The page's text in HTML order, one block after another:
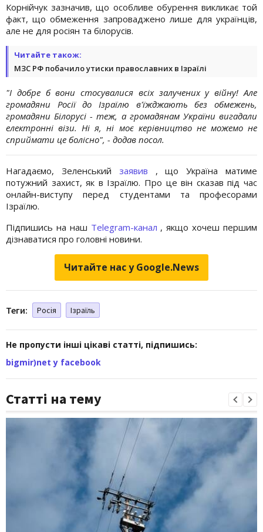
Корнійчук зазначив, що особливе обурення викликає той
факт, що обмеження запроваджено лише для українців,
але не для росіян та білорусів.
Читайте також:
МЗС РФ побачило утиски православних в Ізраїлі
"І добре б вони стосувалися всіх залучених у війну! Але
громадяни Росії до Ізраїлю в'їжджають без обмежень,
громадяни Білорусі - теж, а громадянам України вигадали
електронні візи. Ні я, ні моє керівництво не можемо не
сприймати це болісно", - додав посол.
Нагадаємо, Зеленський заявив , що Україна матиме
потужний захист, як в Ізраїлю. Про це він сказав під час
онлайн-виступу перед студентами та професорами
Ізраїлю.
Підпишись на наш Telegram-канал , якщо хочеш першим
дізнаватися про головні новини.
Читайте нас у Google.News
Теги: Росія Ізраїль
Не пропусти інші цікаві статті, підпишись:
bigmir)net у facebook
Статті на тему